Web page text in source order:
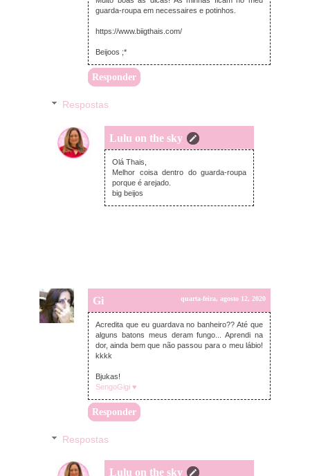
guarda-roupa em necessaires e potinhos.
https://www.biigthais.com/
Beijoos ;*
Responder
Respostas
Lulu on the sky
quinta-feira, agosto 13, 2020
Olá Thais,
Melhor coisa dentro do guarda-roupa
porque é arejado.
big beijos
Gi quarta-feira, agosto 12, 2020
Acredita que eu guardava no banheiro?? Até que
alguns batons meus deram fungo... Aprendi na
dor, ainda bem que não passou para o meu lábio!
kkkk
Bjukas!
SengoGigi ♥
Responder
Respostas
Lulu on the sky